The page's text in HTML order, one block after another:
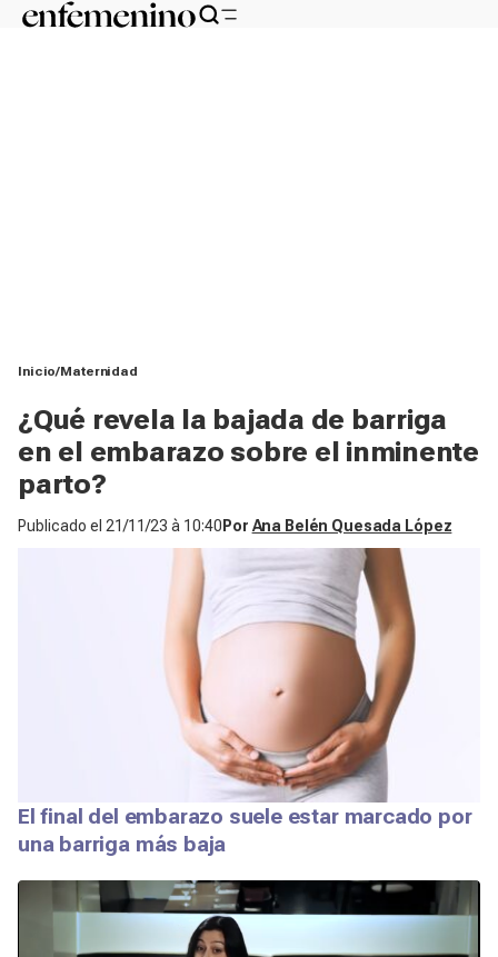
Inicio Maternidad
¿Qué revela la bajada de barriga
en el embarazo sobre el inminente
parto?
Publicado el 21/11/23 à 10:40 Por Ana Belén Quesada López
El final del embarazo suele estar marcado por
una barriga más baja